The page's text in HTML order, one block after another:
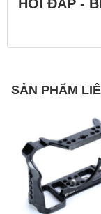
SẢN PHẨM